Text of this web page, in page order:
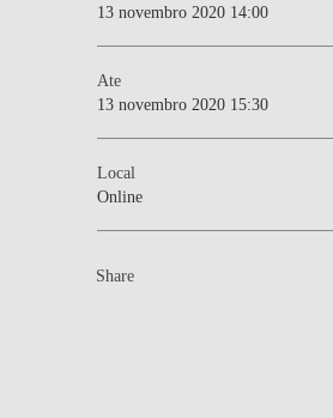
13 novembro 2020 14:00
Ate
13 novembro 2020 15:30
Local
Online
Share